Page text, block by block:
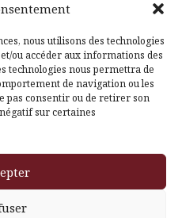
nous utilisons des technologies
ou accéder aux informations des
technologies nous permettra de
de navigation ou les
pas consentir ou de retirer son
sur certaines